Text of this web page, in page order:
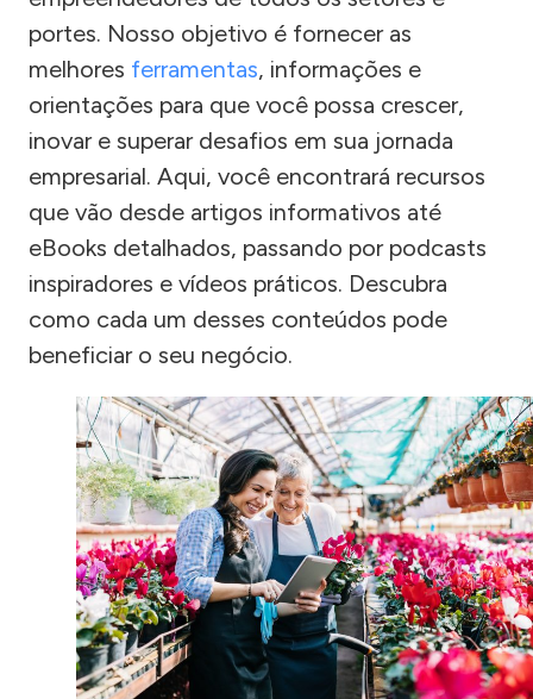
portes. Nosso objetivo é fornecer as
melhores ferramentas, informações e
orientações para que você possa crescer,
inovar e superar desafios em sua jornada
empresarial. Aqui, você encontrará recursos
que vão desde artigos informativos até
eBooks detalhados, passando por podcasts
inspiradores e vídeos práticos. Descubra
como cada um desses conteúdos pode
beneficiar o seu negócio.